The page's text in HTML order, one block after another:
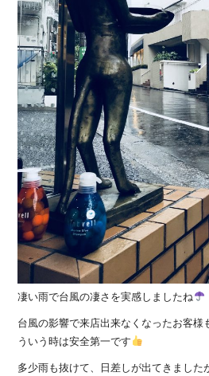
凄い雨で台風の凄さを実感しましたね
台風の影響で来店出来なくなったお客様
ういう時は安全第一です
多少雨も抜けて、日差しが出てきました